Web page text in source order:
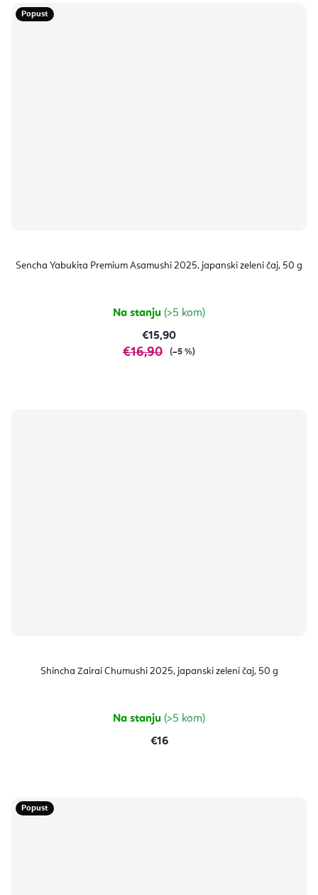
Popust
Sencha Yabukita Premium Asamushi 2025, japanski zeleni čaj, 50 g
Na stanju (>5 kom)
€15,90
€16,90 (–5 %)
Shincha Zairai Chumushi 2025, japanski zeleni čaj, 50 g
Na stanju (>5 kom)
€16
Popust